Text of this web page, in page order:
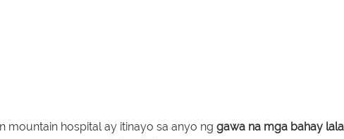
mountain hospital ay itinayo sa anyo ng gawa na mga bahay